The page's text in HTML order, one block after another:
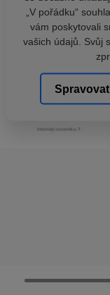
„V pořádku“
vám poskytovali
vašich údajů. Svůj